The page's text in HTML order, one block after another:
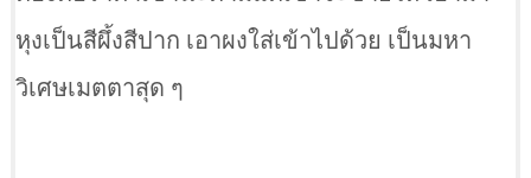
หุงเป็นสีผึ้งสีปาก เอาผงใส่เข้าไปด้วย เป็นมหา
วิเศษเมตตาสุด ๆ